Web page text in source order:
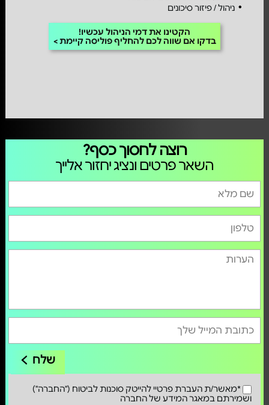
ניהול / פיזור סיכונים
הקטינו את דמי הניהול עכשיו!
בדקו אם שווה לכם להחליף פוליסה קיימת
רוצה לחסוך כסף?
השאר פרטים ונציג יחזור אלייך
שלח
*מאשר/ת העברת פרטיי להייטק סוכנות לביטוח ("החברה")
ושמירתם במאגר המידע של החברה